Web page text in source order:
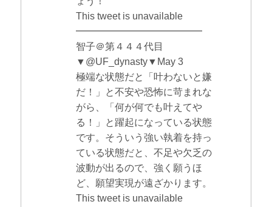
This tweet is unavailable
━━━━━━━━━━━━━
智子＠第４４４代目
▼@UF_dynasty▼May 3
極端な状態だと「叶わないと嫌
だ！」と不安や恐怖に苛まれな
がら、「何が何でも叶えてや
る！」と躍起になっている状態
です。そういう強い執着を持っ
ている状態だと、不足や欠乏の
波動が出るので、強く願うほ
ど、願望実現が遠ざかります。
This tweet is unavailable